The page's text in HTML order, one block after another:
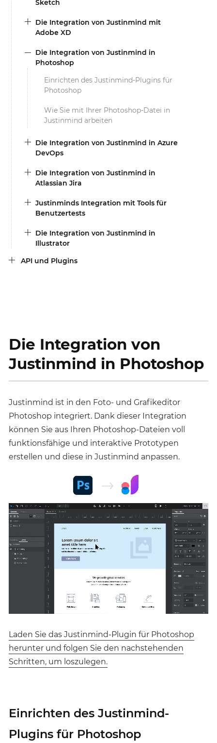
Sketch
Die Integration von Justinmind mit
Adobe XD
Die Integration von Justinmind in
Photoshop
Einrichten des Justinmind-Plugins für
Photoshop
Wie Sie mit Ihrer Photoshop-Datei in
Justinmind arbeiten
Die Integration von Justinmind in Azure
DevOps
Die Integration von Justinmind in
Atlassian Jira
Justinminds Integration mit Tools für
Benutzertests
Die Integration von Justinmind in
Illustrator
API und Plugins
Die Integration von
Justinmind in Photoshop
Justinmind ist in den Foto- und Grafikeditor
Photoshop integriert. Dank dieser Integration
können Sie aus Ihren Photoshop-Dateien voll
funktionsfähige und interaktive Prototypen
erstellen und diese in Justinmind anpassen.
Laden Sie das Justinmind-Plugin für Photoshop
herunter und folgen Sie den nachstehenden
Schritten, um loszulegen.
Einrichten des Justinmind-
Plugins für Photoshop